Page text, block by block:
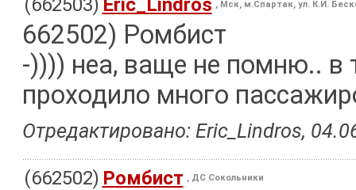
(662503) Eric_Lindros , Мск, м.Спартак, ул. К.И.
662502) Ромбист
-)))) неа, ваще не помню.. в
проходило много
Отредактировано: Eric_Lindros,
(662502) Ромбист , ДС Сокольники